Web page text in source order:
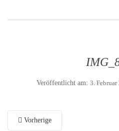
Veröffentlicht am: 3. Februar
Vorherige